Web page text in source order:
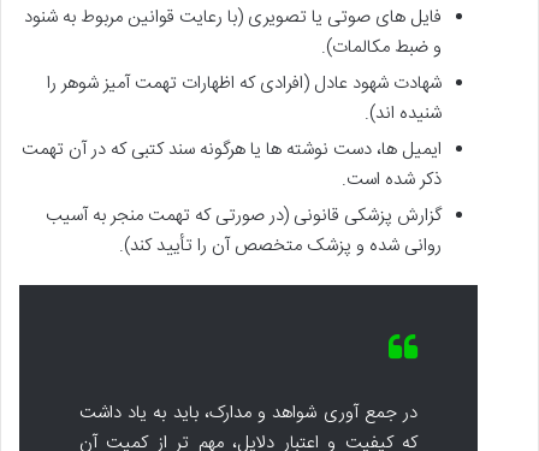
فایل های صوتی یا تصویری (با رعایت قوانین مربوط به شنود
و ضبط مکالمات).
شهادت شهود عادل (افرادی که اظهارات تهمت آمیز شوهر را
شنیده اند).
ایمیل ها، دست نوشته ها یا هرگونه سند کتبی که در آن تهمت
ذکر شده است.
گزارش پزشکی قانونی (در صورتی که تهمت منجر به آسیب
روانی شده و پزشک متخصص آن را تأیید کند).
در جمع آوری شواهد و مدارک، باید به یاد داشت
که کیفیت و اعتبار دلایل، مهم تر از کمیت آن